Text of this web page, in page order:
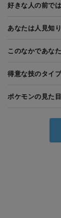
好きな人の前で
あなたは人見知
このなかであな
得意な技のタイ
ポケモンの見た